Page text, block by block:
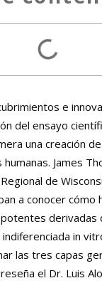
e
del ensayo
una creación
James
de
a conocer cómo
derivadas
in
las tres capas
el Dr. Luis